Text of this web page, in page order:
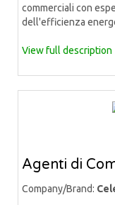
commerciali con
dell'efficienza
View full description
Agenti di
Company/Brand: